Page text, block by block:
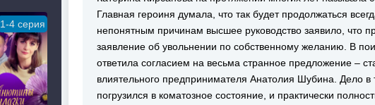
Главная героиня думала, что так будет продолжаться
непонятным причинам высшее руководство заявило, что
заявление об увольнении по собственному желанию. В
ответила согласием на весьма странное предложение –
влиятельного предпринимателя Анатолия Шубина. Дело
погрузился в коматозное состояние, и практически
1-4 серия